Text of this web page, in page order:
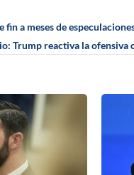
fin a meses de
Trump reactiva la ofensiva